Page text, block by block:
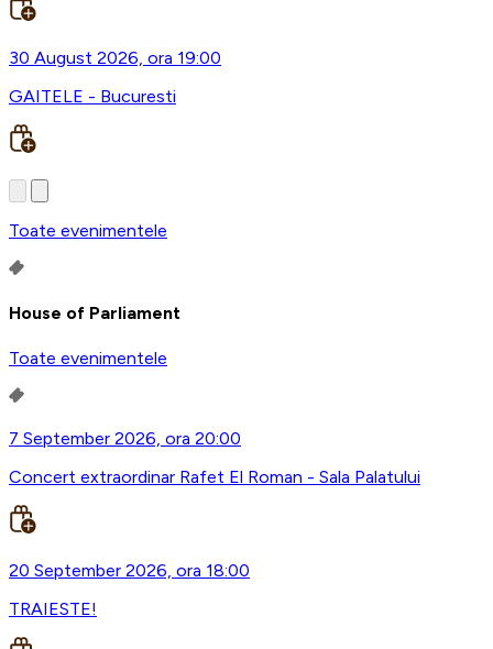
30 August 2026, ora 19:00
GAITELE - Bucuresti
Toate evenimentele
House of Parliament
Toate evenimentele
7 September 2026, ora 20:00
Concert extraordinar Rafet El Roman - Sala Palatului
20 September 2026, ora 18:00
TRAIESTE!